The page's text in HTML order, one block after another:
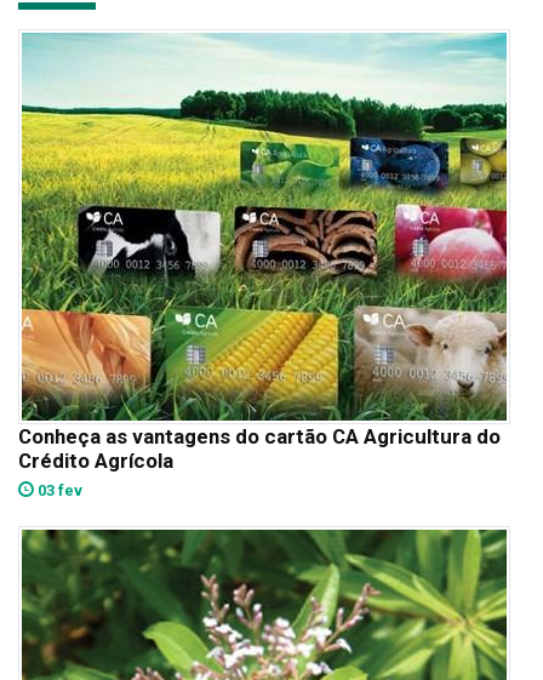
Conheça as vantagens do cartão CA Agricultura do
Crédito Agrícola
03 fev